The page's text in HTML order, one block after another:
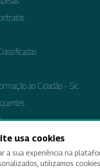
ao Cidadão – Sic
Dados Pessoais
Prestação de Contas
usa cookies
a sua experiência na
utilizamos cookies.